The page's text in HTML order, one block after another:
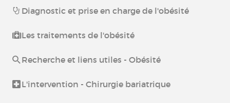
Diagnostic et prise en charge de l'obésité
Les traitements de l'obésité
Recherche et liens utiles - Obésité
L'intervention - Chirurgie bariatrique